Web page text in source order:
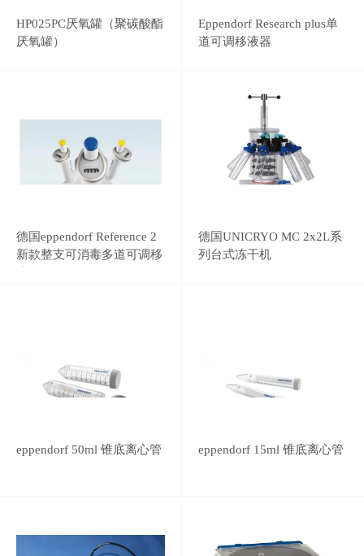
HP025PC厌氧罐（聚碳酸酯
厌氧罐）
Eppendorf Research plus单
道可调移液器
德国eppendorf Reference 2
新款整支可消毒多道可调移
德国UNICRYO MC 2x2L系
列台式冻干机
eppendorf 50ml 锥底离心管 eppendorf 15ml 锥底离心管